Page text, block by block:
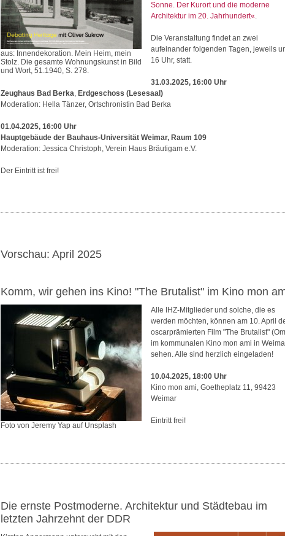
aus: Innendekoration. Mein Heim, mein
Stolz. Die gesamte Wohnungskunst in Bild
und Wort, 51.1940, S. 278.
Sonne. Der Kurort und die moderne
Architektur im 20. Jahrhundert«.
Die Veranstaltung findet an zwei
aufeinander folgenden Tagen, jeweils
16 Uhr, statt.
31.03.2025, 16:00 Uhr
Zeughaus Bad Berka, Erdgeschoss (Lesesaal)
Moderation: Hella Tänzer, Ortschronistin Bad Berka
01.04.2025, 16:00 Uhr
Hauptgebäude der Bauhaus-Universität Weimar, Raum 109
Moderation: Jessica Christoph, Verein Haus Bräutigam e.V.
Der Eintritt ist frei!
Vorschau: April 2025
Komm, wir gehen ins Kino! "The Brutalist" im Kino mon
Foto von Jeremy Yap auf Unsplash
Alle IHZ-Mitglieder und solche, die es
werden möchten, können am 10. April
oscarprämierten Film "The Brutalist"
im kommunalen Kino mon ami in
sehen. Alle sind herzlich eingeladen!
10.04.2025, 18:00 Uhr
Kino mon ami, Goetheplatz 11, 99423
Weimar
Eintritt frei!
Die ernste Postmoderne. Architektur und Städtebau im
letzten Jahrzehnt der DDR